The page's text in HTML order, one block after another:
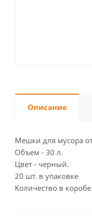
Описание
Мешки для мусора
Объем - 30 л.
Цвет - черный.
20 шт. в упаковке
Количество в